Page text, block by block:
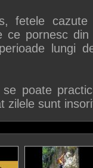
fetele
ce pornesc
lungi
se poate
zilele sunt